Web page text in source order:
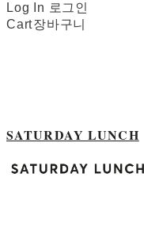
Log In 로그인
Cart장바구니
SATURDAY LUNCH